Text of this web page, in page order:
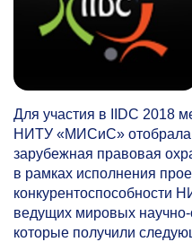
Для участия в IIDC 2018
НИТУ «МИСиС» отобрала
зарубежная правовая
в рамках исполнения
конкурентоспособности
ведущих мировых
которые получили